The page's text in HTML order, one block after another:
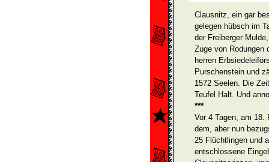
Clausnitz, ein gar
gelegen hübsch im
der Freiberger
Zuge von Rodungen
herren
Purschenstein und
1572 Seelen. Die
Teufel Halt. Und
***
Vor 4 Tagen, am
dem, aber nun
25 Flüchtlingen und
entschlossene